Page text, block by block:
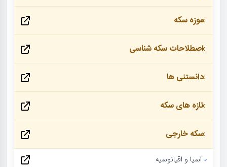
موزه سکه
اصطلاحات سکه شناسی
دانستنی ها
تازه های سکه
سکه خارجی
آسیا و اقیانوسیه